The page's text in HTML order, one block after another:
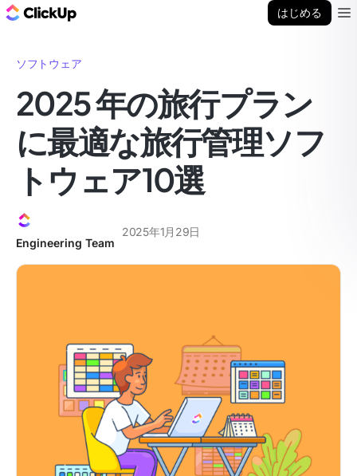
はじめる
ソフトウェア
2025 年の旅行プラン
に最適な旅行管理ソフ
トウェア10選
Engineering Team
2025年1月29日